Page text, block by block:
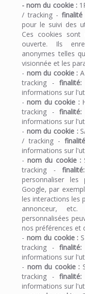
- nom du cookie :
/ tracking - finalité
pour le suivi des
Ces cookies sont
ouverte. Ils
anonymes telles
visionnée et les
- nom du cookie :
tracking -finalité:
informations sur
-nom du cookie :
tracking -finalité:
informations sur
- nom du cookie :
/ tracking -
informations sur
-nom du cookie :
tracking -
personnaliser les
Google, par
les interactions les
annonceur,
personnalisées
nos préférences et
- nom du cookie :
tracking -finalité:
informations sur
- nom du cookie :
tracking -finalité:
informations sur